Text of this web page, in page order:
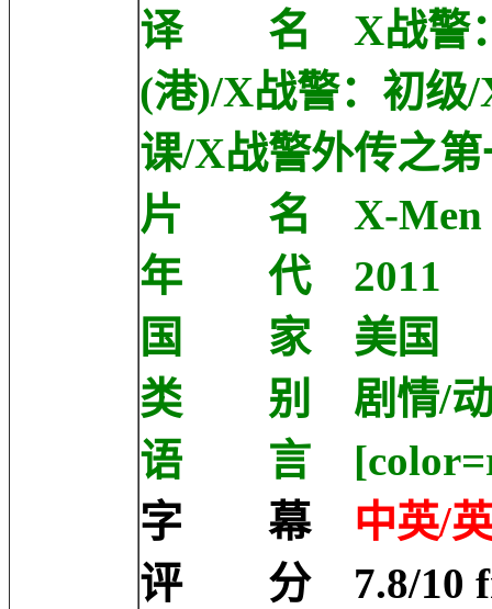
译 名 X战警：
(港)/X战警：初级
课/X战警外传之
片 名 X-Men
年 代 2011
国 家 美国
类 别 剧情/动
语 言
字 幕 中英/
评 分 7.8/10